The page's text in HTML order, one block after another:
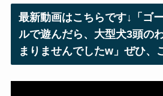
ス
最新動画はこちらです↓「ゴ
ルで遊んだら、大型犬3頭の
まりませんでしたw」ぜひ、